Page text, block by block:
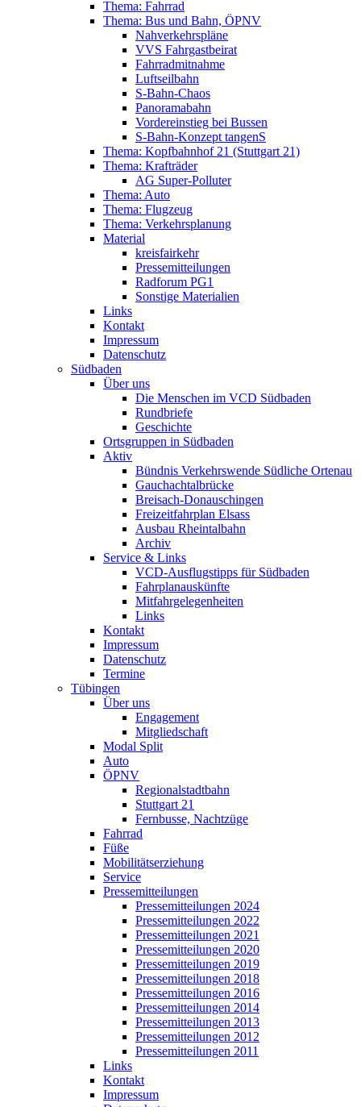
Thema: Fahrrad
Thema: Bus und Bahn, ÖPNV
Nahverkehrspläne
VVS Fahrgastbeirat
Fahrradmitnahme
Luftseilbahn
S-Bahn-Chaos
Panoramabahn
Vordereinstieg bei Bussen
S-Bahn-Konzept tangenS
Thema: Kopfbahnhof 21 (Stuttgart 21)
Thema: Krafträder
AG Super-Polluter
Thema: Auto
Thema: Flugzeug
Thema: Verkehrsplanung
Material
kreisfairkehr
Pressemitteilungen
Radforum PG1
Sonstige Materialien
Links
Kontakt
Impressum
Datenschutz
Südbaden
Über uns
Die Menschen im VCD Südbaden
Rundbriefe
Geschichte
Ortsgruppen in Südbaden
Aktiv
Bündnis Verkehrswende Südliche Ortenau
Gauchachtalbrücke
Breisach-Donauschingen
Freizeitfahrplan Elsass
Ausbau Rheintalbahn
Archiv
Service & Links
VCD-Ausflugstipps für Südbaden
Fahrplanauskünfte
Mitfahrgelegenheiten
Links
Kontakt
Impressum
Datenschutz
Termine
Tübingen
Über uns
Engagement
Mitgliedschaft
Modal Split
Auto
ÖPNV
Regionalstadtbahn
Stuttgart 21
Fernbusse, Nachtzüge
Fahrrad
Füße
Mobilitätserziehung
Service
Pressemitteilungen
Pressemitteilungen 2024
Pressemitteilungen 2022
Pressemitteilungen 2021
Pressemitteilungen 2020
Pressemitteilungen 2019
Pressemitteilungen 2018
Pressemitteilungen 2016
Pressemitteilungen 2014
Pressemitteilungen 2013
Pressemitteilungen 2012
Pressemitteilungen 2011
Links
Kontakt
Impressum